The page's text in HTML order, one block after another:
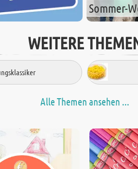
Sommer-
WEITERE
Alle Themen ansehen ...